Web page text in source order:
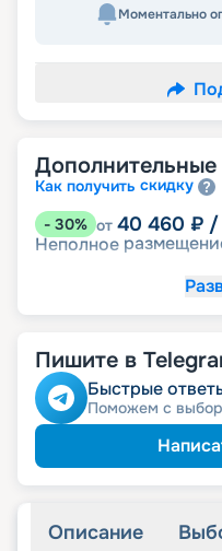
Моментально
Дополнительные
Как получить скидку
- 30% от 40 460 ₽ /
Неполное
Пишите в
Быстрые
Поможем с
Описание